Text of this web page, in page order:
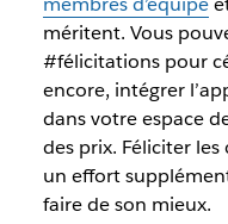
méritent. Vous
#félicitations pour
encore, intégrer
dans votre espace
des prix. Féliciter
un effort
faire de son mieux.